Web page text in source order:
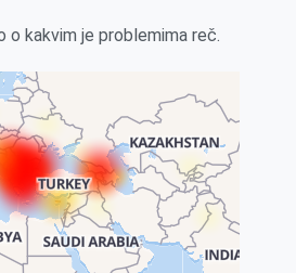
o kakvim je problemima reč.